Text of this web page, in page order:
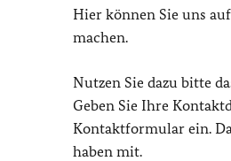
Hier können Sie uns
machen.
Nutzen Sie dazu bitte
Geben Sie Ihre
Kontaktformular ein.
haben mit.